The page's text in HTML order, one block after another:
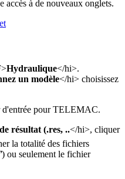
accès à de nouveaux onglets.
Hydraulique</hi>.
un modèle</hi> choisissez
d'entrée pour TELEMAC.
résultat (.res, ..</hi>, cliquer
la totalité des fichiers
) ou seulement le fichier